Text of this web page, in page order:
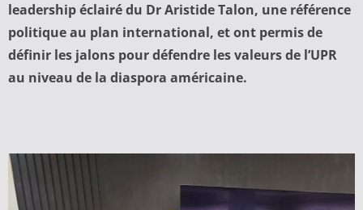
leadership éclairé du Dr Aristide Talon, une référence
politique au plan international, et ont permis de
définir les jalons pour défendre les valeurs de l’UPR
au niveau de la diaspora américaine.